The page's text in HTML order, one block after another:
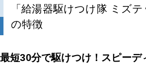
「給湯器駆けつけ隊 ミズ
の特徴
最短30分で駆けつけ！スピーデ